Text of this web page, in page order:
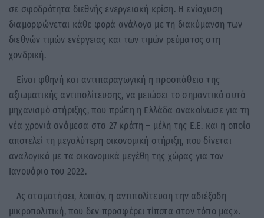
σε σφοδρότητα διεθνής ενεργειακή κρίση. Η ενίσχυση
διαμορφώνεται κάθε φορά ανάλογα με τη διακύμανση των
διεθνών τιμών ενέργειας και των τιμών ρεύματος στη
χονδρική.
Είναι φθηνή και αντιπαραγωγική η προσπάθεια της
αξιωματικής αντιπολίτευσης, να μειώσει το σημαντικό αυτό
μηχανισμό στήριξης, που πρώτη η Ελλάδα ανακοίνωσε για τη
νέα χρονιά ανάμεσα στα 27 κράτη – μέλη της Ε.Ε. και η οποία
αποτελεί τη μεγαλύτερη οικονομική στήριξη, που δίνεται
αναλογικά με τα οικονομικά μεγέθη της χώρας για τον
Ιανουάριο του 2022.
Ας σταματήσει, λοιπόν, η αντιπολίτευση την αδιέξοδη
μικροπολιτική, που δεν προσφέρει τίποτα στον τόπο μας».